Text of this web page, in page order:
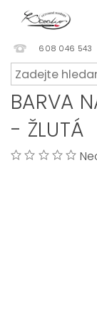
608 046 543
BARVA
- ŽLUTÁ